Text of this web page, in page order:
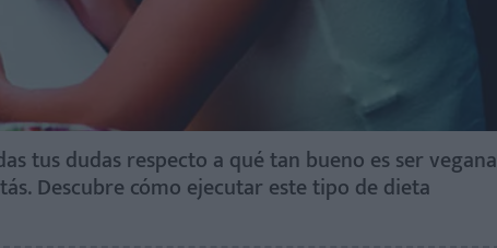
tus dudas respecto a qué tan bueno es ser vegana
Descubre cómo ejecutar este tipo de dieta